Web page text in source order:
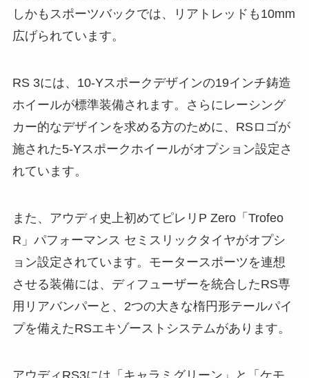
しかもスポーツバックでは、リアトレッドも10mm
広げられています。
RS 3には、10-Yスポークデザインの19インチ鋳造
ホイールが標準装備されます。さらにレーシング
カー的なデザインを求める方のために、RSロゴが
施された5-Yスポークホイールがオプション設定さ
れています。
また、アウディ史上初めてピレリP Zero「Trofeo
R」パフォーマンス セミスリックタイヤがオプシ
ョン設定されています。モータースポーツを連想
させる装備には、ディフューザーを統合したRS専
用リアバンパーと、2つの大きな楕円形テールパイ
プを備えたRSエキゾーストシステムがあります。
アウディRS3には「キャラミグリーン」と「ケモ